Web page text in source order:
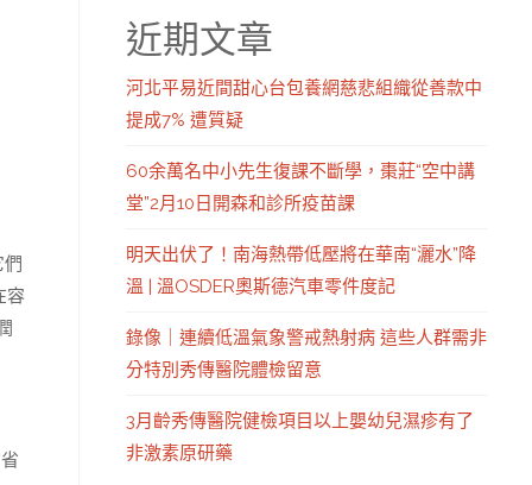
容
近期文章
河北平易近間甜心台包養網慈悲組織從善款中
提成7% 遭質疑
60余萬名中小先生復課不斷學，棗莊“空中講
堂”2月10日開森和診所疫苗課
明天出伏了！南海熱帶低壓將在華南“灑水”降
溫 | 溫OSDER奧斯德汽車零件度記
錄像｜連續低溫氣象警戒熱射病 這些人群需非
分特別秀傳醫院體檢留意
3月齡秀傳醫院健檢項目以上嬰幼兒濕疹有了
非激素原研藥